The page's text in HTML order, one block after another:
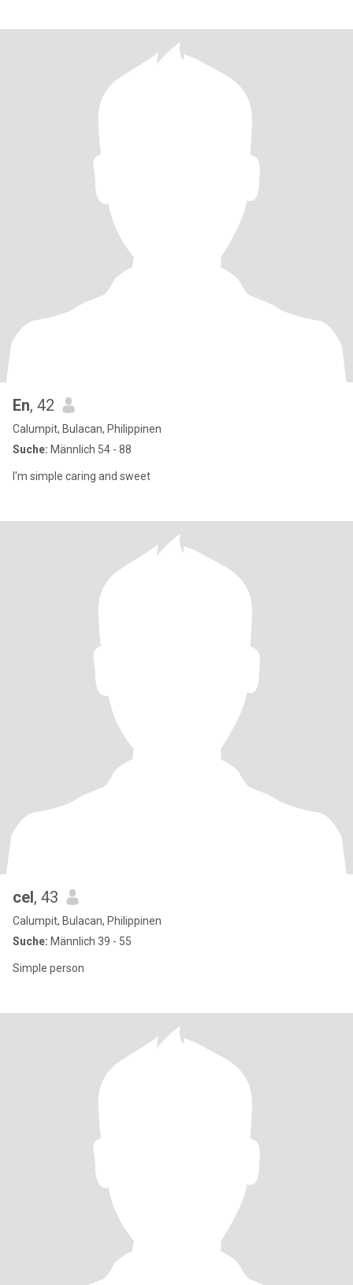
En, 42
Calumpit, Bulacan, Philippinen
Suche: Männlich 54 - 88
I'm simple caring and sweet
cel, 43
Calumpit, Bulacan, Philippinen
Suche: Männlich 39 - 55
Simple person